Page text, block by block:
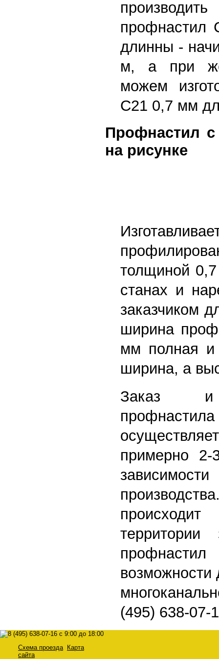
длинны -
м, а при
можем
С21 0,7 мм
Профнастил
на рисунке
толщиной
станах и
заказчиком
ширина
мм полная
ширина, а
Заказ и
примерно
территории
возможности
(495) 638-07-
Схема проезда
Карта
сайта